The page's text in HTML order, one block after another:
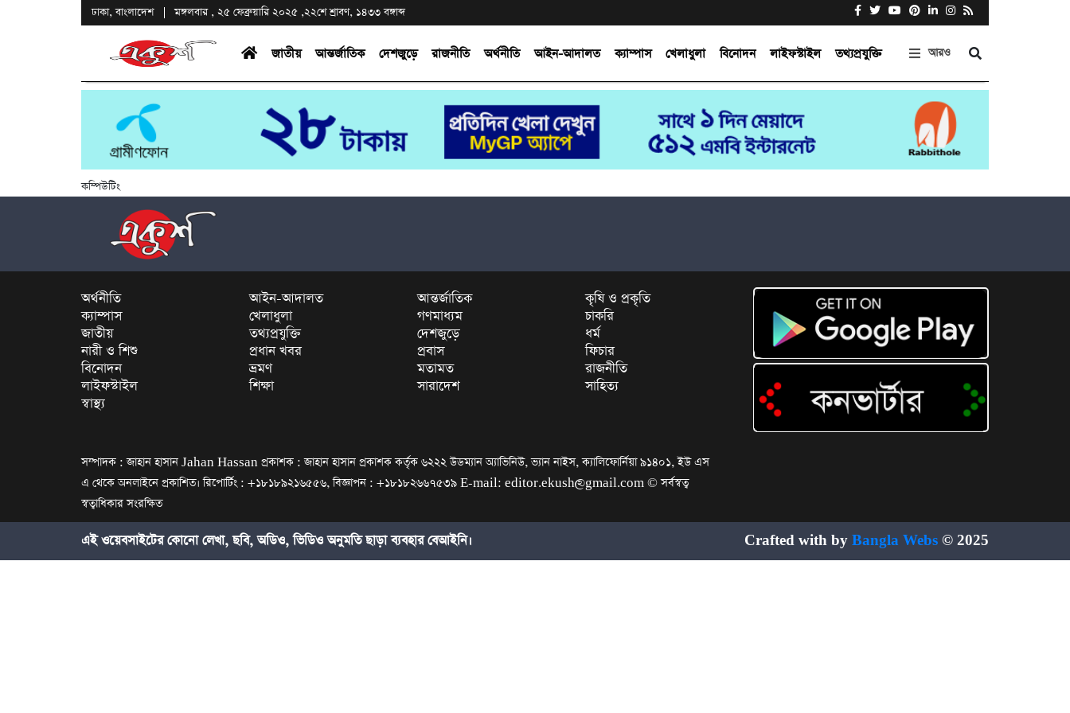
ঢাকা, বাংলাদেশ মঙ্গলবার , ২৫ ফেব্রুয়ারি ২০২৫ ,২২শে শ্রাবণ, ১৪৩৩ বঙ্গাব্দ
জাতীয় আন্তর্জাতিক দেশজুড়ে রাজনীতি অর্থনীতি আইন-আদালত ক্যাম্পাস খেলাধুলা বিনোদন লাইফস্টাইল তথ্যপ্রযুক্তি আরও
কম্পিউটিং
অর্থনীতি আইন-আদালত আন্তর্জাতিক
কৃষি ও প্রকৃতি
ক্যাম্পাস
খেলাধুলা গণমাধ্যম
চাকরি
জাতীয়
তথ্যপ্রযুক্তি দেশজুড়ে
ধর্ম
নারী ও শিশু
প্রধান খবর প্রবাস
ফিচার
বিনোদন
ভ্রমণ মতামত
রাজনীতি
লাইফস্টাইল
শিক্ষা সারাদেশ
সাহিত্য
স্বাস্থ্য
সম্পাদক : জাহান হাসান Jahan Hassan প্রকাশক : জাহান হাসান প্রকাশক কর্তৃক ৬২২২ উডম্যান অ্যাভিনিউ, ভ্যান নাইস, ক্যালিফোর্নিয়া ৯১৪০১, ইউ এস
এ থেকে অনলাইনে প্রকাশিত। রিপোর্টিং : +১৮১৮৯২১৬৫৫৬, বিজ্ঞাপন : +১৮১৮২৬৬৭৫৩৯ E-mail: editor.ekush@gmail.com © সর্বস্বত্ব
স্বত্বাধিকার সংরক্ষিত
এই ওয়েবসাইটের কোনো লেখা, ছবি, অডিও, ভিডিও অনুমতি ছাড়া ব্যবহার বেআইনি। Crafted with by Bangla Webs © 2025